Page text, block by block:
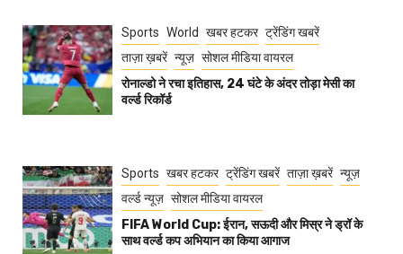
Sports World खबर हटकर ट्रेंडिंग खबरें
ताज़ा ख़बरें न्यूज़ सोशल मीडिया वायरल
रोनाल्डो ने रचा इतिहास, 24 घंटे के अंदर तोड़ा मेसी का
वर्ल्ड रिकॉर्ड
Sports खबर हटकर ट्रेंडिंग खबरें ताज़ा ख़बरें न्यूज़
वर्ल्ड न्यूज़ सोशल मीडिया वायरल
FIFA World Cup: ईरान, सऊदी और मिस्र ने ड्रॉ के
साथ वर्ल्ड कप अभियान का किया आगाज